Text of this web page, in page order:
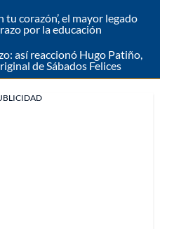
tu corazón’, el mayor legado
por la educación
así reaccionó Hugo Patiño,
de Sábados Felices